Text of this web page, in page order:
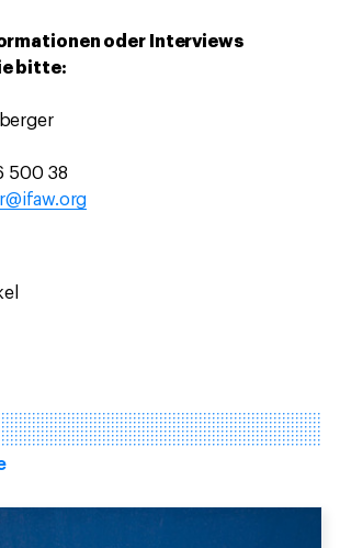
oder Interviews
bitte:
500 38